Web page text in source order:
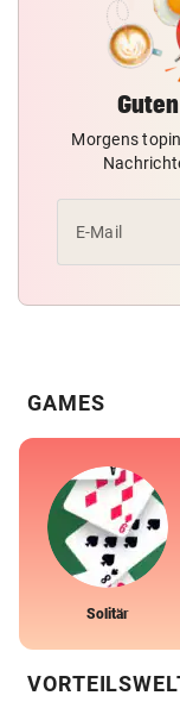
Morgens
E-Mail
GAMES
Solitär